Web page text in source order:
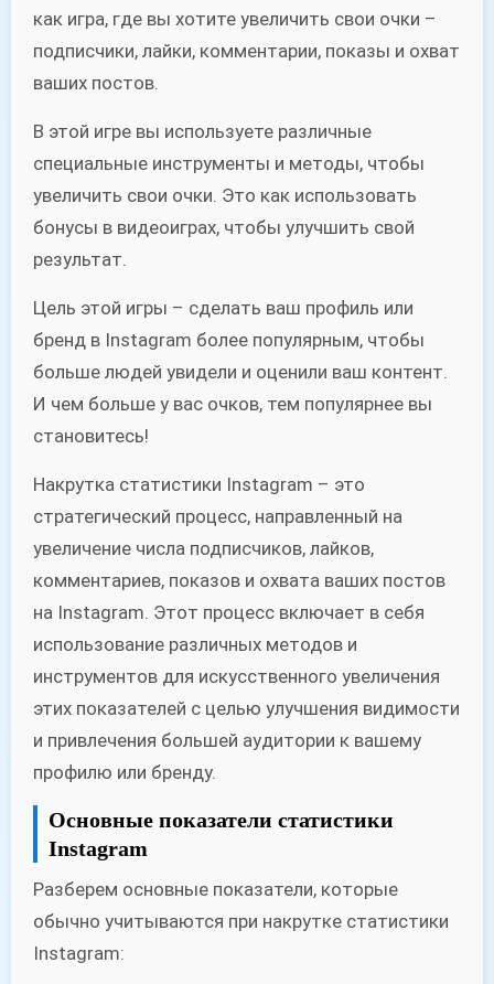
как игра, где вы хотите увеличить свои очки –
подписчики, лайки, комментарии, показы и охват
ваших постов.
В этой игре вы используете различные
специальные инструменты и методы, чтобы
увеличить свои очки. Это как использовать
бонусы в видеоиграх, чтобы улучшить свой
результат.
Цель этой игры – сделать ваш профиль или
бренд в Instagram более популярным, чтобы
больше людей увидели и оценили ваш контент.
И чем больше у вас очков, тем популярнее вы
становитесь!
Накрутка статистики Instagram – это
стратегический процесс, направленный на
увеличение числа подписчиков, лайков,
комментариев, показов и охвата ваших постов
на Instagram. Этот процесс включает в себя
использование различных методов и
инструментов для искусственного увеличения
этих показателей с целью улучшения видимости
и привлечения большей аудитории к вашему
профилю или бренду.
Основные показатели статистики
Instagram
Разберем основные показатели, которые
обычно учитываются при накрутке статистики
Instagram: